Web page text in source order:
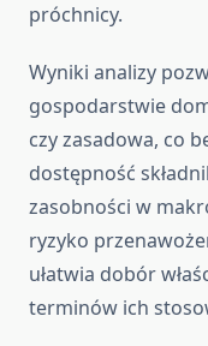
próchnicy.
Wyniki analizy
gospodarstwie
czy zasadowa, co
dostępność
zasobności w
ryzyko
ułatwia dobór
terminów ich